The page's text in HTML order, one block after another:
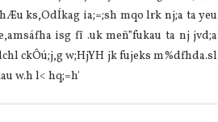
ks,OdÍkag ia‌;=;sh mqo lrk nj;a ta yeu
isg fï .uk meñ”fukau ta nj jvd;a
ckÔú;j,g w;HjYH jk fujeks m%dfhda.sl
w.h l< hq;=h'